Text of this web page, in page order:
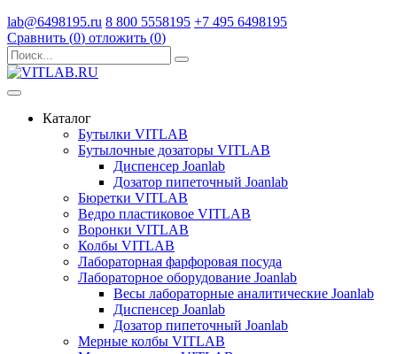
lab@6498195.ru 8 800 5558195 +7 495 6498195
Сравнить (0) отложить (0)
Каталог
Бутылки VITLAB
Бутылочные дозаторы VITLAB
Диспенсер Joanlab
Дозатор пипеточный Joanlab
Бюретки VITLAB
Ведро пластиковое VITLAB
Воронки VITLAB
Колбы VITLAB
Лабораторная фарфоровая посуда
Лабораторное оборудование Joanlab
Весы лабораторные аналитические Joanlab
Диспенсер Joanlab
Дозатор пипеточный Joanlab
Мерные колбы VITLAB